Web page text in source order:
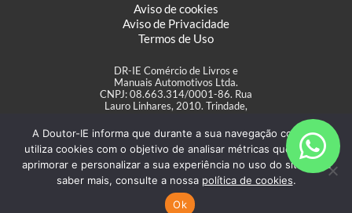
Aviso de cookies
Aviso de Privacidade
Termos de Uso
DR-IE Comércio de Livros e
Manuais Automotivos Ltda.
CNPJ: 08.663.314/0001-86. Rua
Lauro Linhares, 2010. Trindade,
A Doutor-IE informa que durante a sua navegação coleta e
utiliza cookies com o objetivo de analisar métricas que podem
aprimorar e personalizar a sua experiência no uso do site. Para
saber mais, consulte a nossa política de cookies.
Ok